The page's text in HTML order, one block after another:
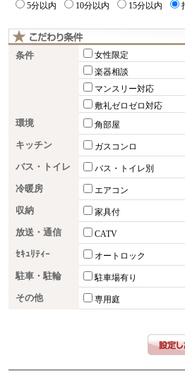
5分以内 10分以内 15分以内
条件 女性限定
楽器相談
マンスリー対応
敷礼ゼロゼロ対応
環境 角部屋
キッチン ガスコンロ
バス・トイレ バス・トイレ別
冷暖房 エアコン
収納 家具付
放送・通信 CATV
ｾｷｭﾘﾃｨｰ オートロック
駐車・駐輪 駐車場有り
その他 専用庭